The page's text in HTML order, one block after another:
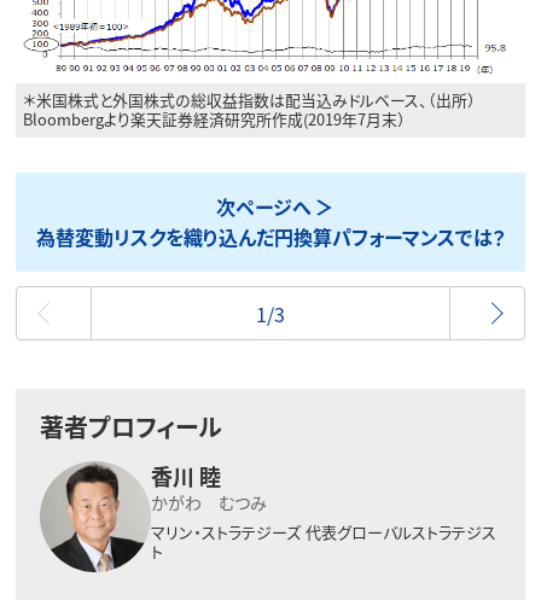
＊米国株式と外国株式の総収益指数は配当込みドルベース、（出所）
Bloombergより楽天証券経済研究所作成(2019年7月末）
次ページへ
為替変動リスクを織り込んだ円換算パフォーマンスでは？
最初
1/3
著者プロフィール
香川 睦
かがわ むつみ
マリン・ストラテジーズ 代表グローバルストラテジス
ト